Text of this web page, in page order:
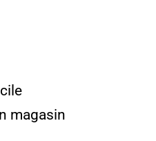
magasin